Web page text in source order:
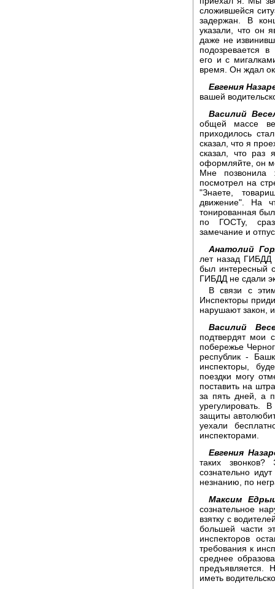
сложившейся
задержан. В
указали, что он
даже не
подозревается в
его и с
время. Он ждал
Евгения
вашей
Василий
общей массе
приходилось
сказал, что я
сказал, что раз
оформляйте, он
Мне позвонила
посмотрел на
"Знаете,
движение". На
тонированная
по ГОСТу,
замечание и
Анатолий
лет назад ГИБДД
был интересный
ГИБДД не сдали
В связи с
Инспекторы
нарушают закон,
Василий
подтвердят мои
побережье
республик -
инспекторы,
поездки могу
поставить на
за пять дней, а
урегулировать.
защиты
уехали
инспекторами.
Евгения
таких звонков?
сознательно
незнанию, по
Максим
сознательное
взятку с
большей части
инспекторов
требования к
среднее
предъявляется.
иметь